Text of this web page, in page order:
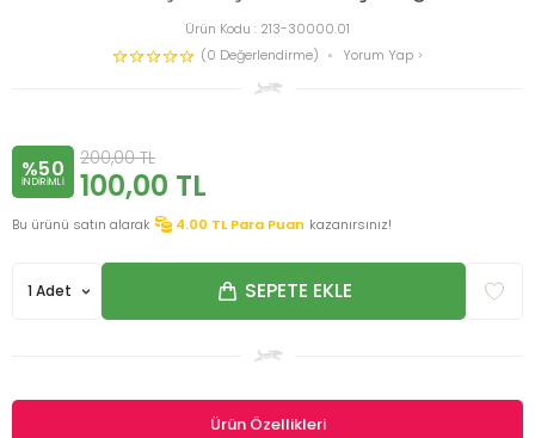
Ürün Kodu : 213-30000.01
(0 Değerlendirme)
Yorum Yap
%50
INDIRIMLI
200,00TL
100,00 TL
Bu ürünü satın alarak 4.00 TL Para Puan kazanırsınız!
SEPETE EKLE
Ürün Özellikleri